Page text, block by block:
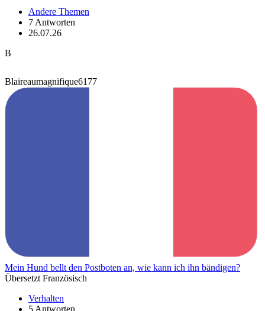
Andere Themen
7 Antworten
26.07.26
B
Blaireaumagnifique6177
Mein Hund bellt den Postboten an, wie kann ich ihn bändigen?
Übersetzt Französisch
Verhalten
5 Antworten